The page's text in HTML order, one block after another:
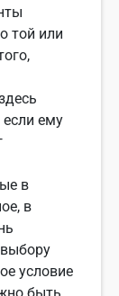
той или
если ему
в
в
условие